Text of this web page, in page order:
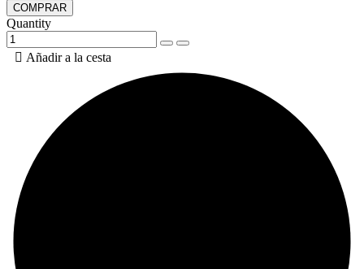
COMPRAR
Quantity
 Añadir a la cesta